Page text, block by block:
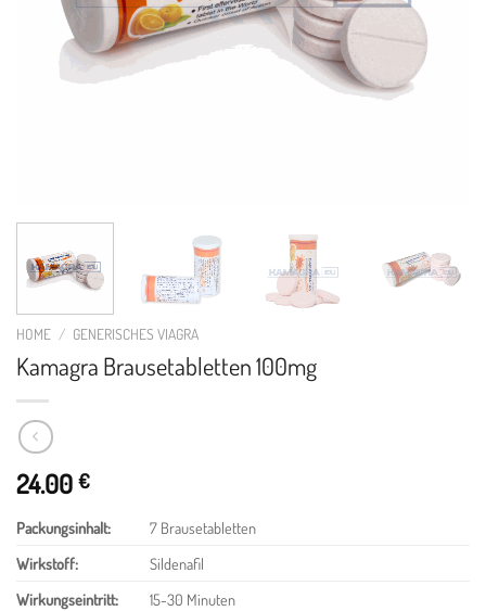
HOME / GENERISCHES VIAGRA
Kamagra Brausetabletten 100mg
24.00 €
Packungsinhalt:
7 Brausetabletten
Wirkstoff:
Sildenafil
Wirkungseintritt:
15-30 Minuten